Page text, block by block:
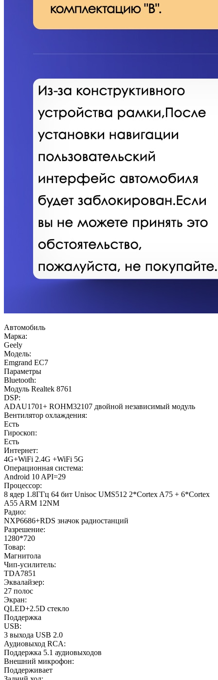
Автомобиль
Марка:
Geely
Модель:
Emgrand EC7
Параметры
Bluetooth:
Модуль Realtek 8761
DSP:
ADAU1701+ ROHM32107 двойной независимый модуль
Вентилятор охлаждения:
Есть
Гироскоп:
Есть
Интернет:
4G+WiFi 2.4G +WiFi 5G
Операционная система:
Android 10 API=29
Процессор:
8 ядер 1.8ГГц 64 бит Unisoc UMS512 2*Cortex A75 + 6*Cortex
A55 ARM 12NM
Радио:
NXP6686+RDS значок радиостанций
Разрешение:
1280*720
Товар:
Магнитола
Чип-усилитель:
TDA7851
Эквалайзер:
27 полос
Экран:
QLED+2.5D стекло
Поддержка
USB:
3 выхода USB 2.0
Аудиовыход RCA:
Поддержка 5.1 аудиовыходов
Внешний микрофон:
Поддерживает